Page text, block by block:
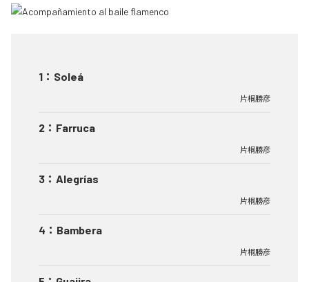
1 ： Soleá
片桐勝彦
2 ： Farruca
片桐勝彦
3 ： Alegrías
片桐勝彦
4 ： Bambera
片桐勝彦